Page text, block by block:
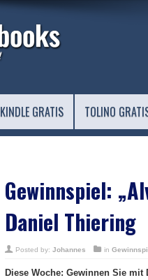
KINDLE GRATIS TOLINO
Gewinnspiel:
Daniel Thiering
Posted by: Johannes in
Diese Woche: Gewinnen Sie